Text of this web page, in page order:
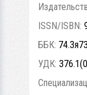
ISSN/ISBN:
ББК: 74.3я73
УДК: